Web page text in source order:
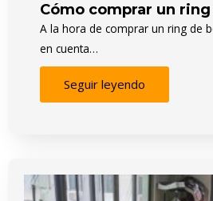
Cómo comprar un
A la hora de comprar un ring de
en cuenta…
Seguir leyendo